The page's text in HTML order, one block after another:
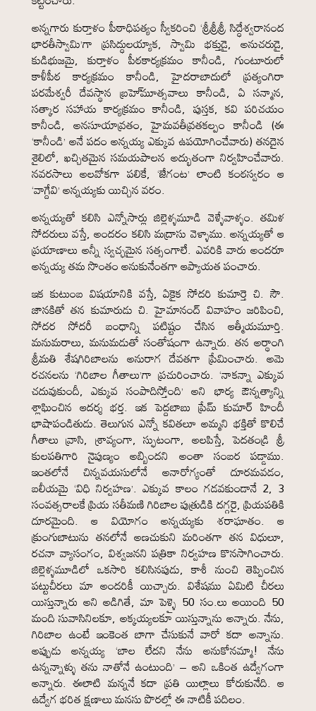
అన్నగారు కుర్తాళం పీఠాధిపత్యం స్వీకరించి ‘శ్రీశ్రీశ్రీ సిద్ధేశ్వరానంద
భారతీస్వామి’గా ప్రసిద్ధులయ్యాక, స్వామి భక్తుడై, అనుచరుడై,
కుడిభుజమై, కుర్తాళం పీఠకార్యక్రమం కానీండి, గుంటూరులో
కాళీపీఠ కార్యక్రమం కానీండి, హైదరాబాదులో ప్రత్యంగిరా
పరమేశ్వరీ దేవస్థాన బ్రహె్మూత్సవాలు కానీండి, ఏ సన్మాన,
సత్కార సహాయ కార్యక్రమం కానీండి, పుస్తక, కవి పరిచయం
కానీండి, అనసూయావ్రతం, హైమవతీవ్రతకల్పం కానీండి (ఈ
‘కానీండి’ అనే పదం అన్నయ్య ఎక్కువ ఉపయోగించేవారు) తనదైన
శైలిలో, ఖచ్చితమైన సమయపాలన అద్భుతంగా నిర్వహించేవారు.
నవరసాలు అలవోకగా పలికే, ‘జేగంట’ లాంటి కంఠస్వరం ఆ
‘వాగ్దేవి’ అన్నయ్యకు యిచ్చిన వరం.
అన్నయ్యతో కలిసి ఎన్నోసార్లు జిల్లెళ్ళమూడి వెళ్ళేవాళ్ళం. తమిళ
సోదరులు వస్తే, అందరం కలిసి మద్రాసు వెళ్ళాము. అన్నయ్యతో ఆ
ప్రయాణాలు అన్నీ స్వచ్ఛమైన సత్సంగాలే. ఎవరికి వారు అందరూ
అన్నయ్య తమ సొంతం అనుకునేంతగా ఆప్యాయత పంచారు.
ఇక కుటుంబ విషయానికి వస్తే, ఏకైక సోదరి కుమార్తె చి. సౌ.
జానకితో తన కుమారుడు చి. హైమానంద్ వివాహం జరిపించి,
సోదర సోదరీ బంధాన్ని పటిష్టం చేసిన ఆత్మీయమూర్తి.
మనుమరాలు, మనుమడుతో సంతోషంగా ఉన్నారు. తన అర్థాంగి
శ్రీమతి శేషగిరిబాలను అనురాగ దేవతగా ప్రేమించారు. అమె
రచనలను ‘గిరిబాల గీతాలు’గా ప్రచురించారు. ‘నాకన్నా ఎక్కువ
చదువుకుందీ, ఎక్కువ సంపాదిస్తోంది’ అని భార్య ఔన్నత్యాన్ని
శ్లాఘించిన ఆదర్శ భర్త. ఇక పెద్దబాబు ప్రేమ్ కుమార్ హిందీ
భాషాపండితుడు. తెలుగున ఎన్నో కవితలూ అమ్మని భక్తితో కొలిచే
గీతాలు వ్రాసి, శ్రావ్యంగా, స్ఫుటంగా, అలపిస్తే, పెదతండ్రి శ్రీ
కులపతిగారి నైపుణ్యం అబ్బిందని అంతా సంబర పడ్డాము.
ఇంతలోనే చిన్నవయసులోనే అనారోగ్యంతో దూరమవడం,
బలీయమై ‘విధి నిర్వహణ’. ఎక్కువ కాలం గడవకుండానే 2, 3
సంవత్సరాలకే ప్రియ సతీమణి గిరిబాల పుత్రుడికి దగ్గరై, ప్రియపతికి
దూరమైంది. ఆ వియోగం అన్నయ్యకు శరాఘాతం. ఆ
క్రుంగుబాటును తనలోనే అణచుకుని మరింతగా తన విధులూ,
రచనా వ్యాసంగం, విశ్వజనని పత్రికా నిర్వహణ కొనసాగించారు.
జిల్లెళ్ళమూడిలో ఒకసారి కలిసినపుడు, కాశీ నుంచి తెప్పించిన
పట్టుచీరలు మా అందరికీ యిచ్చారు. విశేషము ఏమిటి చీరలు
యిస్తున్నారు అని అడిగితే, మా పెళ్ళై 50 సం.లు అయింది 50
మంది సువాసినిలకూ, అక్కయ్యలకూ యిస్తున్నాను అన్నారు. నేను,
గిరిబాల ఉంటే ఇంకెంత బాగా చేసుకునే వారో కదా అన్నాను.
అప్పుడు అన్నయ్య ‘బాల లేదని నేను అనుకోనమ్మా! నేను
ఉన్నన్నాళ్ళు తను నాతోనే ఉంటుంది’ – అని ఒకింత ఉద్వేగంగా
అన్నారు. ఈలాటి మన్ననే కదా ప్రతి యిల్లాలు కోరుకునేది. ఆ
ఉద్వేగ భరిత క్షణాలు మనసు పొరల్లో ఈ నాటికీ పదిలం.